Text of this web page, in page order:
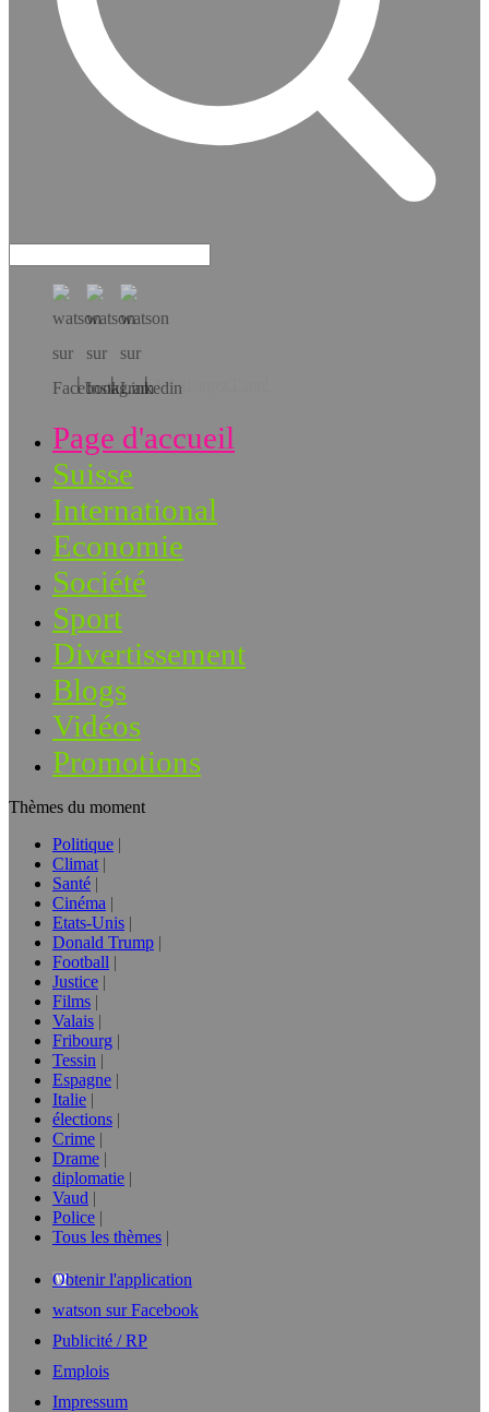
Téléchargez l’app!
Page d'accueil
Suisse
International
Economie
Société
Sport
Divertissement
Blogs
Vidéos
Promotions
Thèmes du moment
Politique
Climat
Santé
Cinéma
Etats-Unis
Donald Trump
Football
Justice
Films
Valais
Fribourg
Tessin
Espagne
Italie
élections
Crime
Drame
diplomatie
Vaud
Police
Tous les thèmes
Obtenir l'application
watson sur Facebook
Publicité / RP
Emplois
Impressum